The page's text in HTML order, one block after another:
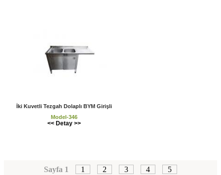
İki Kuvetli Tezgah Dolaplı BYM Girişli
Model-346
<< Detay >>
Sayfa 1 1 2 3 4 5